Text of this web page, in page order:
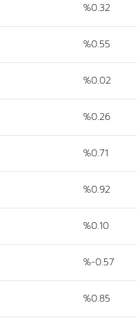
%0.32
%0.55
%0.02
%0.26
%0.71
%0.92
%0.10
%-0.57
%0.85